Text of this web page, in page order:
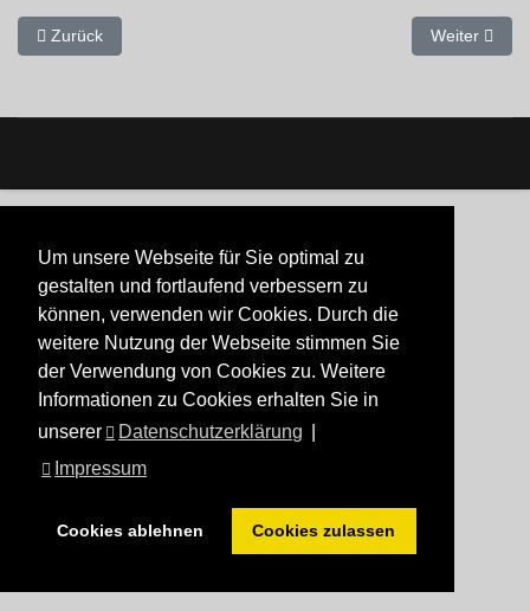
Um unsere Webseite für Sie optimal zu
gestalten und fortlaufend verbessern zu
können, verwenden wir Cookies. Durch die
weitere Nutzung der Webseite stimmen Sie
der Verwendung von Cookies zu. Weitere
Informationen zu Cookies erhalten Sie in
unserer
Datenschutzerklärung
Impressum
Cookies ablehnen Cookies zulassen
Vorheriger Beitrag: Stolarien
Zurück Nächster
Weiter